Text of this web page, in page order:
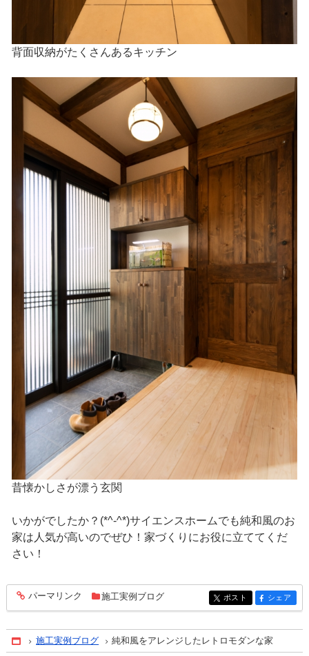
背面収納がたくさんあるキッチン
昔懐かしさが漂う玄関
いかがでしたか？(*^-^*)サイエンスホームでも純和風のお
家は人気が高いのでぜひ！家づくりにお役に立ててくだ
さい！
entry189
パーマリンク 施工実例ブログ entry189
ポスト entry189
シェア
Home
施工実例ブログ 純和風をアレンジしたレトロモダンな家